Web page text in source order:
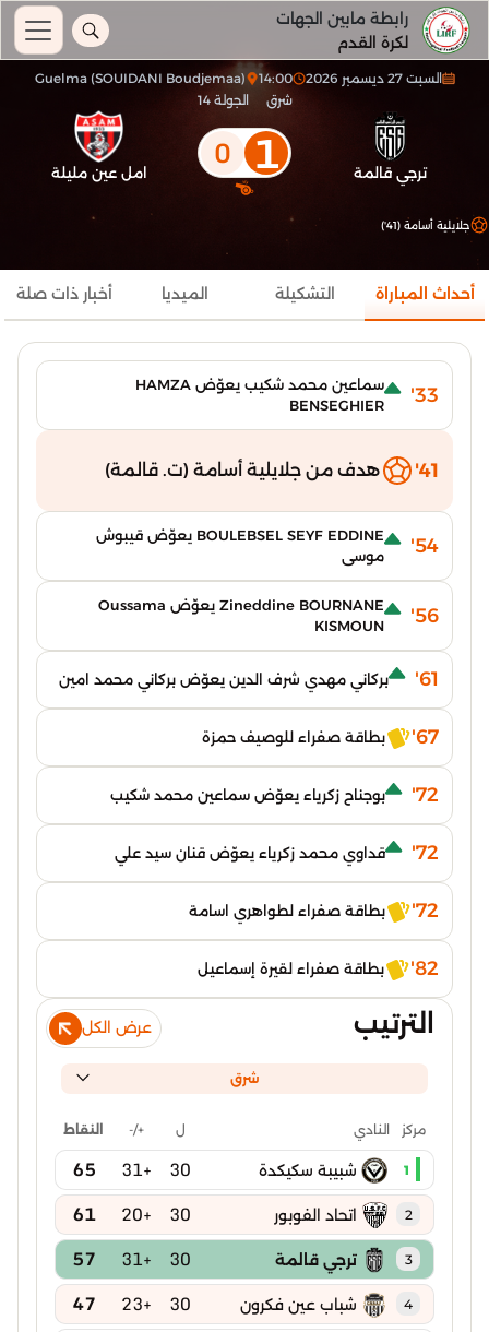
رابطة مابين الجهات
لكرة القدم
السبت 27 ديسمبر 2026 14:00
Guelma (SOUIDANI Boudjemaa)
شرق
الجولة 14
ترجي قالمة 1
0 امل عين مليلة
جلايلية أسامة (41')
أحداث المباراة التشكيلة الميديا أخبار ذات صلة
33'
سماعين محمد شكيب يعوّض HAMZA
BENSEGHIER
41' هدف من جلايلية أسامة (ت. قالمة)
54'
BOULEBSEL SEYF EDDINE يعوّض قيبوش
موسى
56'
Zineddine BOURNANE يعوّض Oussama
KISMOUN
61' بركاني مهدي شرف الدين يعوّض بركاني محمد امين
67' بطاقة صفراء للوصيف حمزة
72' بوجناح زكرياء يعوّض سماعين محمد شكيب
72' قداوي محمد زكرياء يعوّض قنان سيد علي
72' بطاقة صفراء لطواهري اسامة
82' بطاقة صفراء لقيرة إسماعيل
الترتيب عرض الكل
شرق
مركز النادي ل +/- النقاط
1 شبيبة سكيكدة 30
+31
65
2 اتحاد الفوبور 30
+20
61
3 ترجي قالمة 30
+31
57
4 شباب عين فكرون 30
+23
47